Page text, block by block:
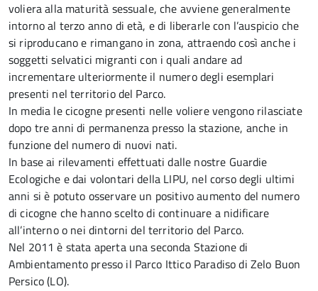
voliera alla maturità sessuale, che avviene generalmente
intorno al terzo anno di età, e di liberarle con l’auspicio che
si riproducano e rimangano in zona, attraendo così anche i
soggetti selvatici migranti con i quali andare ad
incrementare ulteriormente il numero degli esemplari
presenti nel territorio del Parco.
In media le cicogne presenti nelle voliere vengono rilasciate
dopo tre anni di permanenza presso la stazione, anche in
funzione del numero di nuovi nati.
In base ai rilevamenti effettuati dalle nostre Guardie
Ecologiche e dai volontari della LIPU, nel corso degli ultimi
anni si è potuto osservare un positivo aumento del numero
di cicogne che hanno scelto di continuare a nidificare
all’interno o nei dintorni del territorio del Parco.
Nel 2011 è stata aperta una seconda Stazione di
Ambientamento presso il Parco Ittico Paradiso di Zelo Buon
Persico (LO).